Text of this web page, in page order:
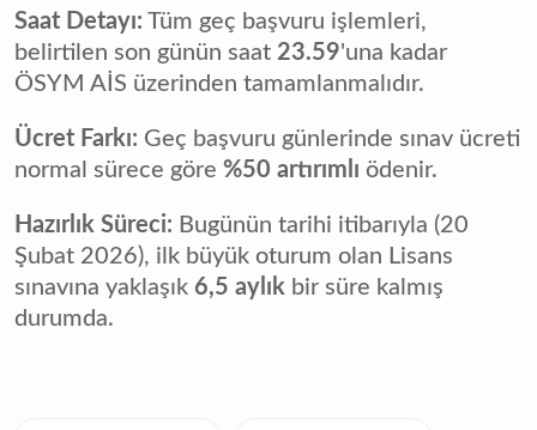
Saat Detayı: Tüm geç başvuru işlemleri,
belirtilen son günün saat 23.59'una kadar
ÖSYM AİS üzerinden tamamlanmalıdır.
Ücret Farkı: Geç başvuru günlerinde sınav ücreti
normal sürece göre %50 artırımlı ödenir.
Hazırlık Süreci: Bugünün tarihi itibarıyla (20
Şubat 2026), ilk büyük oturum olan Lisans
sınavına yaklaşık 6,5 aylık bir süre kalmış
durumda.